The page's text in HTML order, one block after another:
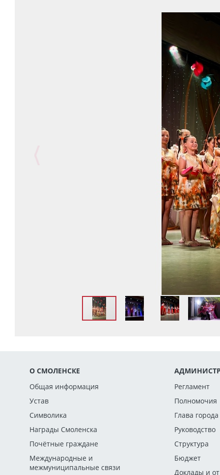
О СМОЛЕНСКЕ
Общая информация
Устав
Символика
Награды Смоленска
Почётные граждане
Международные и
межмуниципальные связи
Регламент
Полномочия
Глава города
Руководство
Структура
Бюджет
Доклады и